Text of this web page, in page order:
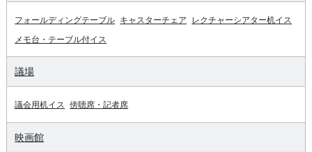
フォールディングテーブル キャスターチェア
レクチャーシアター机イス
メモ台・テーブル付イス
議場
議会用机イス 傍聴席・記者席
映画館